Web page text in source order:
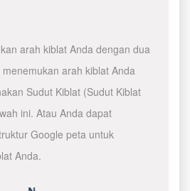
arah kiblat Anda dengan dua
arah kiblat Anda
Sudut Kiblat (Sudut Kiblat
ini. Atau Anda dapat
Google peta untuk
Anda.